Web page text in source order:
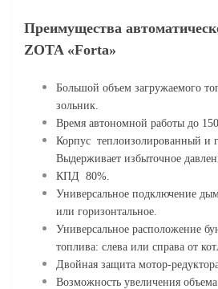
Преимущества
ZOTA «Forta»
Большой объем загружаемого
зольник.
Bремя автономной работы до 150
Корпус теплоизолированный и
Выдерживает избыточное
КПД 80%.
Универсальное подключение
или горизонтальное.
Универсальное расположение
топлива: слева или справа от
Двойная защита мотор-
Возможность увеличения объема